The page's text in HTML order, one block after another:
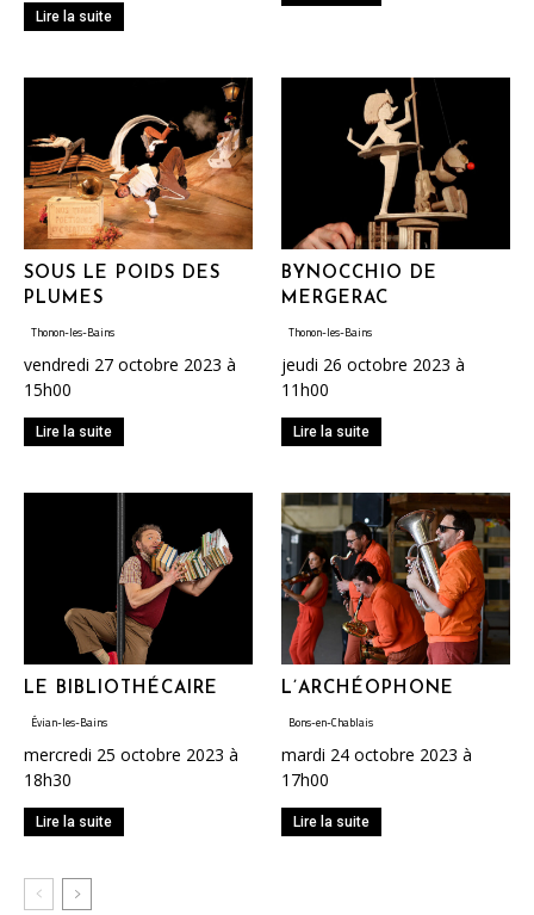
Lire la suite
SOUS LE POIDS DES
PLUMES
Thonon-les-Bains
vendredi 27 octobre 2023 à
15h00
Lire la suite
BYNOCCHIO DE
MERGERAC
Thonon-les-Bains
jeudi 26 octobre 2023 à
11h00
Lire la suite
LE BIBLIOTHÉCAIRE
Évian-les-Bains
mercredi 25 octobre 2023 à
18h30
Lire la suite
L’ARCHÉOPHONE
Bons-en-Chablais
mardi 24 octobre 2023 à
17h00
Lire la suite